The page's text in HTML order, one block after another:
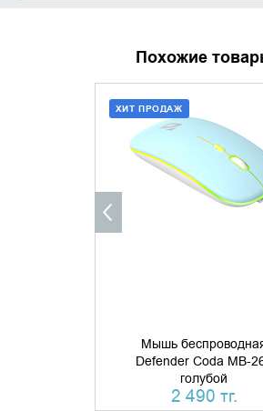
Похожие
Мышь
Defender Coda MB-
голубой
2 490 тг.
ХИТ ПРОДАЖ
ДОБАВИТЬ В КОРЗИНУ
КУПИТЬ В 1 КЛИК